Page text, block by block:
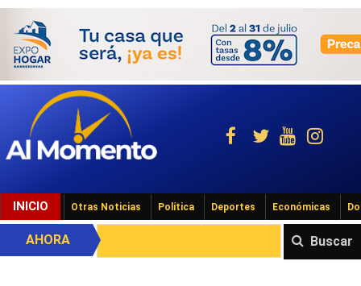
INICIO Otras Noticias Política Deportes Económicas
Buscar
AHORA